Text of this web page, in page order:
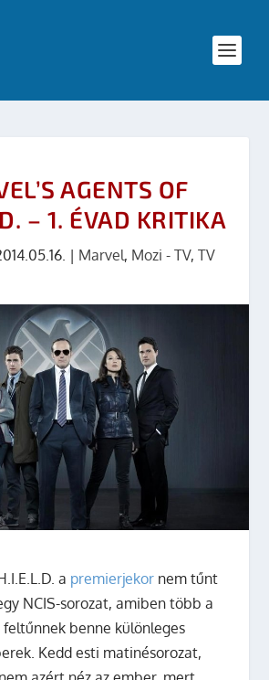
AGENTS OF
– 1. ÉVAD KRITIKA
| Marvel, Mozi - TV, TV
a premierjekor nem tűnt
NCIS-sorozat, amiben több a
feltűnnek benne különleges
Kedd esti matinésorozat,